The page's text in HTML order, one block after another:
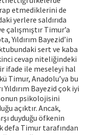
etmediklerini de
yerlere saldırıda
Timur’a
Yıldırım Bayezid’in
sert ve kaba
cevap niteliğindeki
ifade ile meseleyi hal
Timur, Anadolu’ya bu
Bayezid çok iyi
psikolojisini
açıktır. Ancak,
duyduğu öfkenin
defa Timur tarafından